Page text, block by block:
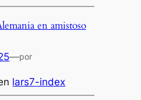
en amistoso
—por
lars7-index